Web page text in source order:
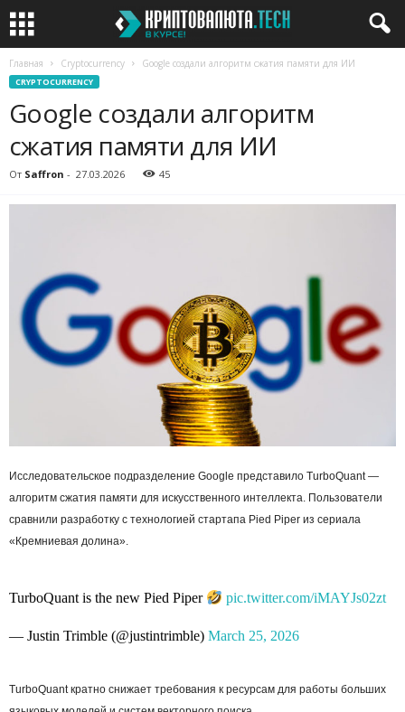
Главная Cryptocurrency Google создали алгоритм сжатия памяти для ИИ
CRYPTOCURRENCY
Google создали алгоритм
сжатия памяти для ИИ
От Saffron - 27.03.2026 45
Исследовательское подразделение Google представило TurboQuant —
алгоритм сжатия памяти для искусственного интеллекта. Пользователи
сравнили разработку с технологией стартапа Pied Piper из сериала
«Кремниевая долина».
TurboQuant is the new Pied Piper pic.twitter.com/iMAYJs02zt
— Justin Trimble (@justintrimble) March 25, 2026
TurboQuant кратно снижает требования к ресурсам для работы больших